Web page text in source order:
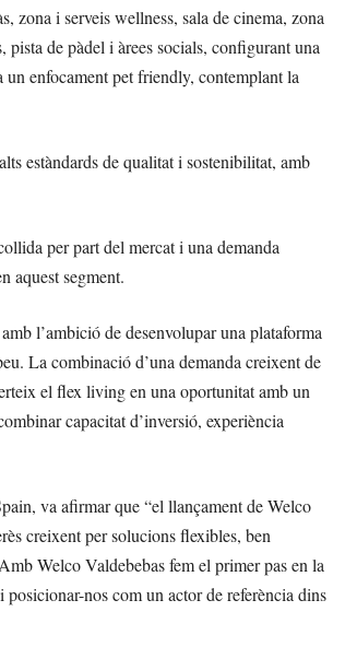
zona i serveis wellness, sala de cinema, zona
pista de pàdel i àrees socials, configurant una
enfocament pet friendly, contemplant la
estàndards de qualitat i sostenibilitat, amb
per part del mercat i una demanda
aquest segment.
l’ambició de desenvolupar una plataforma
La combinació d’una demanda creixent de
el flex living en una oportunitat amb un
capacitat d’inversió, experiència
va afirmar que “el llançament de Welco
creixent per solucions flexibles, ben
Welco Valdebebas fem el primer pas en la
nos com un actor de referència dins